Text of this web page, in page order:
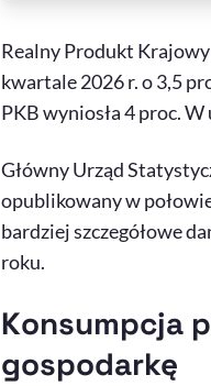
Realny Produkt
kwartale 2026 r. o 3,5
PKB wyniosła 4 proc.
Główny Urząd
opublikowany w
bardziej szczegółowe
roku.
Konsumpcja
gospodarkę